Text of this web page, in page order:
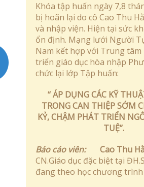
Góc Báo Chí
Quyết định – Kế hoạch
Liên Hệ
Khóa tập huấn ngày 7,8
bị hoãn lại do cô Cao Thu
và nhập viện. Hiện tại sức
ổn định. Mạng lưới Người
Nam kết hợp với Trung
triển giáo dục hòa nhập
chức lại lớp Tập huấn:
“ ÁP DỤNG CÁC KỸ
TRONG CAN THIỆP SỚM
KỶ, CHẬM PHÁT TRIỂN
TUỆ”.
Báo cáo viên:
Cao Thu
CN.Giáo dục đặc biệt tại
đang theo học chương trình